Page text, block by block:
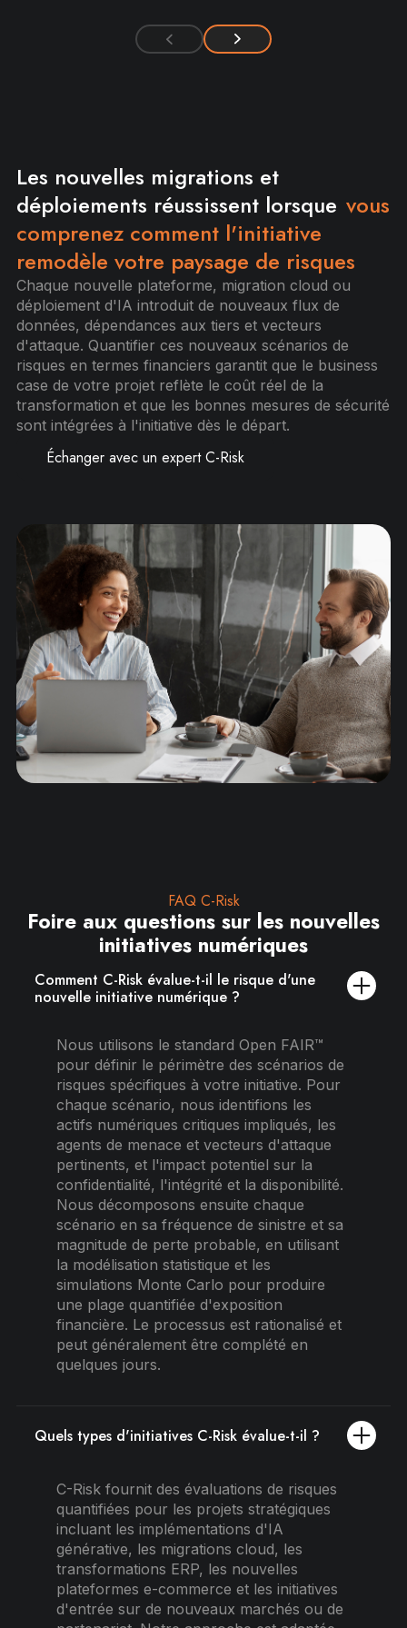
Les nouvelles migrations et
déploiements réussissent lorsque vous
comprenez comment l'initiative
remodèle votre paysage de risques
Chaque nouvelle plateforme, migration cloud ou
déploiement d'IA introduit de nouveaux flux de
données, dépendances aux tiers et vecteurs
d'attaque. Quantifier ces nouveaux scénarios de
risques en termes financiers garantit que le business
case de votre projet reflète le coût réel de la
transformation et que les bonnes mesures de sécurité
sont intégrées à l'initiative dès le départ.
Échanger avec un expert C-Risk
FAQ C-Risk
Foire aux questions sur les nouvelles
initiatives numériques
Comment C-Risk évalue-t-il le risque d'une
nouvelle initiative numérique ?
Nous utilisons le standard Open FAIR™
pour définir le périmètre des scénarios de
risques spécifiques à votre initiative. Pour
chaque scénario, nous identifions les
actifs numériques critiques impliqués, les
agents de menace et vecteurs d'attaque
pertinents, et l'impact potentiel sur la
confidentialité, l'intégrité et la disponibilité.
Nous décomposons ensuite chaque
scénario en sa fréquence de sinistre et sa
magnitude de perte probable, en utilisant
la modélisation statistique et les
simulations Monte Carlo pour produire
une plage quantifiée d'exposition
financière. Le processus est rationalisé et
peut généralement être complété en
quelques jours.
Quels types d'initiatives C-Risk évalue-t-il ?
C-Risk fournit des évaluations de risques
quantifiées pour les projets stratégiques
incluant les implémentations d'IA
générative, les migrations cloud, les
transformations ERP, les nouvelles
plateformes e-commerce et les initiatives
d'entrée sur de nouveaux marchés ou de